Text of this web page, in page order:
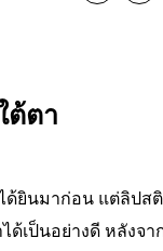
ต้ตา
ยินมาก่อน แต่ลิปส
เป็นอย่างดี หลังจ